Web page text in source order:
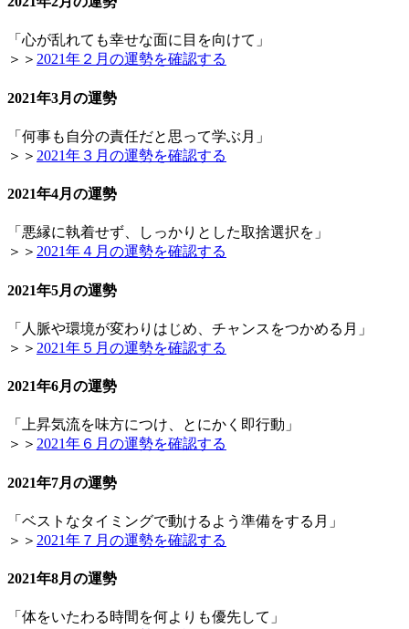
「心が乱れても幸せな面に目を向けて」
＞＞ 2021年２月の運勢を確認する
2021年3月の運勢
「何事も自分の責任だと思って学ぶ月」
＞＞ 2021年３月の運勢を確認する
2021年4月の運勢
「悪縁に執着せず、しっかりとした取捨選択を」
＞＞ 2021年４月の運勢を確認する
2021年5月の運勢
「人脈や環境が変わりはじめ、チャンスをつかめる月」
＞＞ 2021年５月の運勢を確認する
2021年6月の運勢
「上昇気流を味方につけ、とにかく即行動」
＞＞ 2021年６月の運勢を確認する
2021年7月の運勢
「ベストなタイミングで動けるよう準備をする月」
＞＞ 2021年７月の運勢を確認する
2021年8月の運勢
「体をいたわる時間を何よりも優先して」